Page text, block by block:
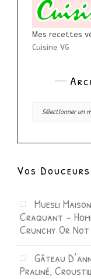
Mes recettes
Cuisine VG
Archives
Vos
Muesli
Craquant –
Crunchy Or Not
Gâteau
Praliné,